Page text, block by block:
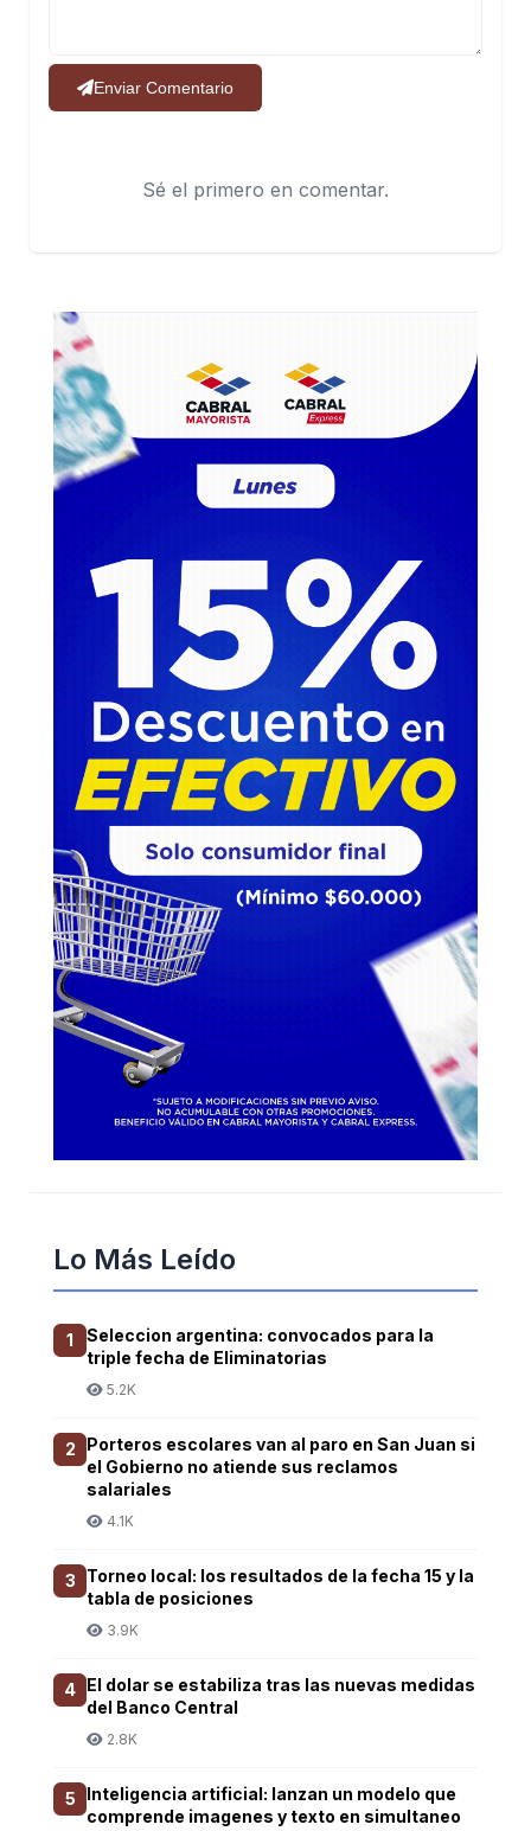
Enviar Comentario
Sé el primero en comentar.
Lo Más Leído
1
Seleccion argentina: convocados para la
triple fecha de Eliminatorias
5.2K
2
Porteros escolares van al paro en San Juan si
el Gobierno no atiende sus reclamos
salariales
4.1K
3
Torneo local: los resultados de la fecha 15 y la
tabla de posiciones
3.9K
4 El dolar se estabiliza tras las nuevas medidas
del Banco Central
2.8K
5
Inteligencia artificial: lanzan un modelo que
comprende imagenes y texto en simultaneo